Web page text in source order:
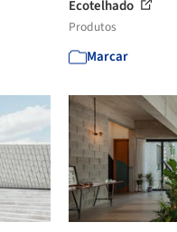
Ecotelhado
Produtos
Marcar